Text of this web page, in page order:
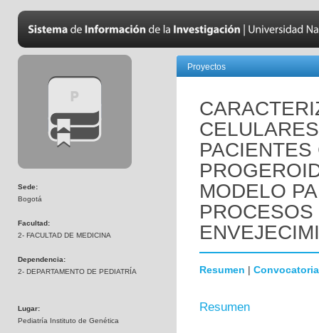
Sede:
Bogotá
Facultad:
2- FACULTAD DE MEDICINA
Dependencia:
2- DEPARTAMENTO DE PEDIATRÍA
Lugar:
Pediatría Instituto de Genética
Proyectos
MODELO
Resumen | Convocatoria
Resumen